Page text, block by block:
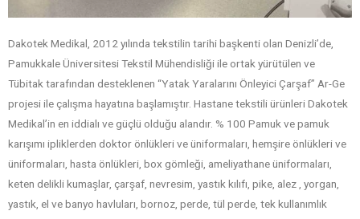
Dakotek Medikal, 2012 yılında tekstilin tarihi başkenti olan Denizli’de,
Pamukkale Üniversitesi Tekstil Mühendisliği ile ortak yürütülen ve
Tübitak tarafından desteklenen “Yatak Yaralarını Önleyici Çarşaf” Ar-Ge
projesi ile çalışma hayatına başlamıştır. Hastane tekstili ürünleri Dakotek
Medikal’in en iddialı ve güçlü olduğu alandır. % 100 Pamuk ve pamuk
karışımı ipliklerden doktor önlükleri ve üniformaları, hemşire önlükleri ve
üniformaları, hasta önlükleri, box gömleği, ameliyathane üniformaları,
keten delikli kumaşlar, çarşaf, nevresim, yastık kılıfı, pike, alez , yorgan,
yastık, el ve banyo havluları, bornoz, perde, tül perde, tek kullanımlık